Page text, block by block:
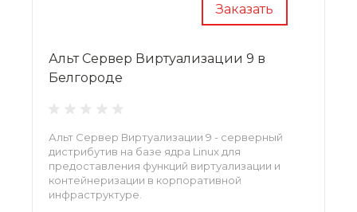
Заказать
Альт Сервер Виртуализации 9 в
Белгороде
Альт Сервер Виртуализации 9 - серверный
дистрибутив на базе ядра Linux для
предоставления функций виртуализации и
контейнеризации в корпоративной
инфраструктуре.